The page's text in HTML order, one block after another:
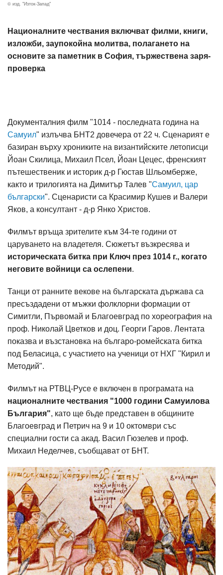
© изд. "Изток-Запад"
Националните чествания включват филми, книги,
изложби, заупокойна молитва, полагането на
основите за паметник в София, тържествена заря-
проверка
Документалния филм "1014 - последната година на
Самуил" излъчва БНТ2 довечера от 22 ч. Сценарият е
базиран върху хрониките на византийските летописци
Йоан Скилица, Михаил Псел, Йоан Цецес, френският
пътешественик и историк д-р Гюстав Шльомберже,
както и трилогията на Димитър Талев "Самуил, цар
български". Сценаристи са Красимир Кушев и Валери
Яков, а консултант - д-р Янко Христов.
Филмът връща зрителите към 34-те години от
царуването на владетеля. Сюжетът възкресява и
историческата битка при Ключ през 1014 г., когато
неговите войници са ослепени.
Танци от ранните векове на българската държава са
пресъздадени от мъжки фолклорни формации от
Симитли, Първомай и Благоевград по хореография на
проф. Николай Цветков и доц. Георги Гаров. Лентата
показва и възстановка на българо-ромейската битка
под Беласица, с участието на ученици от НХГ "Кирил и
Методий".
Филмът на РТВЦ-Русе е включен в програмата на
националните чествания "1000 години Самуилова
България", като ще бъде представен в общините
Благоевград и Петрич на 9 и 10 октомври със
специални гости са акад. Васил Гюзелев и проф.
Михаил Неделчев, съобщават от БНТ.